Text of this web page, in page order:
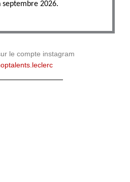
septembre 2026.
le compte instagram